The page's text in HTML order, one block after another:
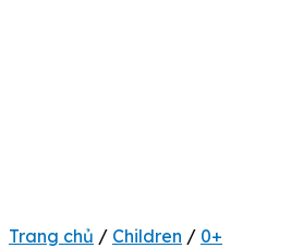
Trang chủ / Children / 0+